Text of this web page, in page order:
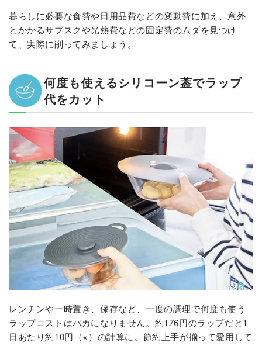
暮らしに必要な食費や日用品費などの変動費に加え、意外
とかかるサブスクや光熱費などの固定費のムダを見つけ
て、実際に削ってみましょう。
何度も使えるシリコーン葢でラップ
代をカット
レンチンや一時置き、保存など、一度の調理で何度も使う
ラップコストはバカになりません。約176円のラップだと1
日あたり約10円（※）の計算に。節約上手が揃って愛用して